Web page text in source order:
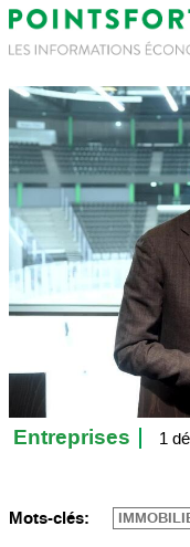
Entreprises 1
Mots-clés: